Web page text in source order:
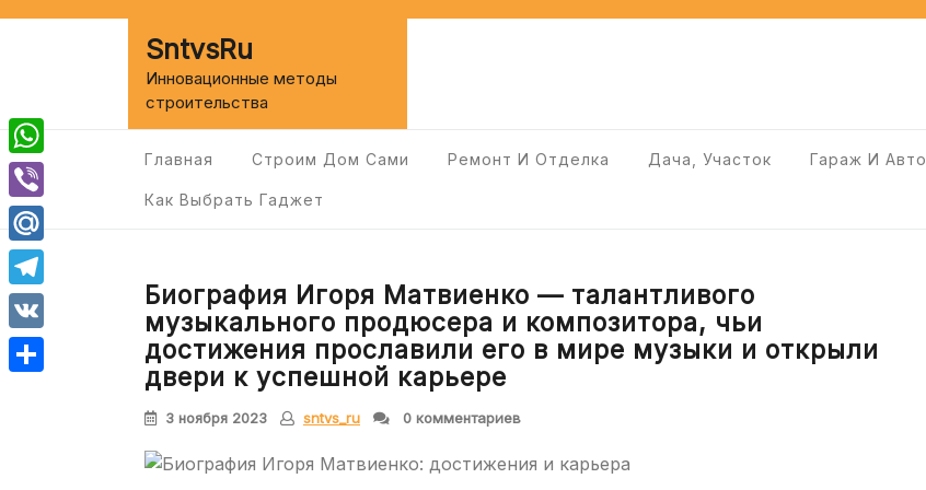
SntvsRu
Инновационные методы
строительства
Главная Строим Дом Сами Ремонт И Отделка Дача, Участок Гараж И Авто
Как Выбрать Гаджет
Биография Игоря Матвиенко — талантливого
музыкального продюсера и композитора, чьи
достижения прославили его в мире музыки и открыли
двери к успешной карьере
3 ноября 2023 sntvs_ru 0 комментариев
WhatsApp
Viber
Mail.Ru
Telegram
VK